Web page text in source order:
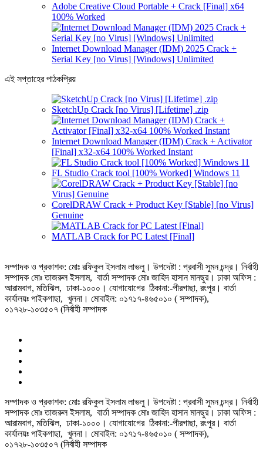
Adobe Creative Cloud Portable + Crack [Final] x64
100% Worked
Internet Download Manager (IDM) 2025 Crack +
Serial Key [no Virus] [Windows] Unlimited
এই সপ্তাহের পাঠকপ্রিয়
SketchUp Crack [no Virus] [Lifetime] .zip
Internet Download Manager (IDM) Crack + Activator
[Final] x32-x64 100% Worked Instant
FL Studio Crack tool [100% Worked] Windows 11
CorelDRAW Crack + Product Key [Stable] [no Virus]
Genuine
MATLAB Crack for PC Latest [Final]
সম্পাদক ও প্রকাশক: মোঃ রফিকুল ইসলাম লাভলু। উপদেষ্টা : প্রবাসী সুমন চন্দ্র। নির্বাহী
সম্পাদক মোঃ তাজরুল‌‌ ইসলাম, বার্তা সম্পাদক মোঃ জাহিদ হাসান মানছুর। ঢাকা অফিস :
আরামবাগ, মতিঝিল, ঢাকা-১০০০। যোগাযোগের ঠিকানা:-পীরগাছা‌, রংপুর। বার্তা
কার্যালয়ঃ পাইকগাছা, খুলনা। মোবাইল: ০১৭১৭-৪৬৫০১০ ( সম্পাদক),
০১৭২৮-১০৩৫০৭ (নির্বাহী সম্পাদক
সম্পাদক ও প্রকাশক: মোঃ রফিকুল ইসলাম লাভলু। উপদেষ্টা : প্রবাসী সুমন চন্দ্র। নির্বাহী
সম্পাদক মোঃ তাজরুল‌‌ ইসলাম, বার্তা সম্পাদক মোঃ জাহিদ হাসান মানছুর। ঢাকা অফিস :
আরামবাগ, মতিঝিল, ঢাকা-১০০০। যোগাযোগের ঠিকানা:-পীরগাছা‌, রংপুর। বার্তা
কার্যালয়ঃ পাইকগাছা, খুলনা। মোবাইল: ০১৭১৭-৪৬৫০১০ ( সম্পাদক),
০১৭২৮-১০৩৫০৭ (নির্বাহী সম্পাদক